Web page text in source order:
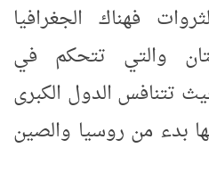
فهناك الجغرافيا
والتي تتحكم في
تتنافس الدول الكبرى
بدء من روسيا والصين